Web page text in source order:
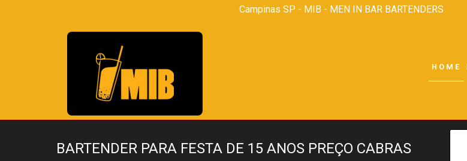
Campinas SP - MIB - MEN IN BAR BARTENDERS
HOME
BARTENDER PARA FESTA DE 15 ANOS PREÇO CABRAS